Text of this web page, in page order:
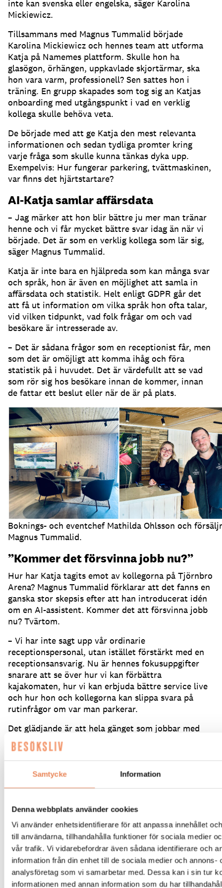
Samtycke Information
Denna webbplats använder cookies
Vi använder enhetsidentifierare för att anpassa innehållet
till användarna, tillhandahålla funktioner för sociala medier
vår trafik. Vi vidarebefordrar även sådana identifierare och
information från din enhet till de sociala medier och annons-
analysföretag som vi samarbetar med. Dessa kan i sin tur
informationen med annan information som du har
inte kan svenska eller engelska, säger Karolina
Mickiewicz.
Tillsammans med Magnus Tummalid började
Karolina Mickiewicz och hennes team att utforma
Katja på Namemes plattform. Skulle hon ha
glasögon, örhängen, uppkavlade skjortärmar, ska
hon vara varm, professionell? Sen sattes hon i
träning. En grupp skapades som tog sig an Katjas
onboarding med utgångspunkt i vad en verklig
kollega skulle behöva veta.
De började med att ge Katja den mest relevanta
informationen och sedan tydliga promter kring
varje fråga som skulle kunna tänkas dyka upp.
Exempelvis: Hur fungerar parkering, tvättmaskinen,
var finns det hjärtstartare?
AI-Katja samlar affärsdata
– Jag märker att hon blir bättre ju mer man tränar
henne och vi får mycket bättre svar idag än när vi
började. Det är som en verklig kollega som lär sig,
säger Magnus Tummalid.
Katja är inte bara en hjälpreda som kan många svar
och språk, hon är även en möjlighet att samla in
affärsdata och statistik. Helt enligt GDPR går det
att få ut information om vilka språk hon ofta talar,
vid vilken tidpunkt, vad folk frågar om och vad
besökare är intresserade av.
– Det är sådana frågor som en receptionist får, men
som det är omöjligt att komma ihåg och föra
statistik på i huvudet. Det är värdefullt att se vad
som rör sig hos besökare innan de kommer, innan
de fattar ett beslut eller när de är på plats.
Boknings- och eventchef Mathilda Ohlsson och
Magnus Tummalid.
”Kommer det försvinna jobb nu?”
Hur har Katja tagits emot av kollegorna på Tjörnbro
Arena? Magnus Tummalid förklarar att det fanns en
ganska stor skepsis efter att han introducerat idén
om en AI-assistent. Kommer det att försvinna jobb
nu? Tvärtom.
– Vi har inte sagt upp vår ordinarie
receptionspersonal, utan istället förstärkt med en
receptionsansvarig. Nu är hennes fokusuppgifter
snarare att se över hur vi kan förbättra
kajakomaten, hur vi kan erbjuda bättre service live
och hur hon och kollegorna kan slippa svara på
rutinfrågor om var man parkerar.
Det glädjande är att hela gänget som jobbar med
jourärenden nu ser Katja som en riktig kollega och
kommer med förslag på saker hon kan tränas på.
– Hon är en god kollega som kan göra mycket ”dirty
work” medan de kan fokusera på de viktiga
Tummalid, som tror att fler AI-assistenter är rätt i
tiden.
– Vi vill vara med på en utveckling som vi ser som
en standard i framtiden.Om tio år, hur många
kommer då att ringa till en reception för att fråga
om frukosttider? Där kan vi vara ganska överens om
att det kommer att vara en AI som svarar på sådana